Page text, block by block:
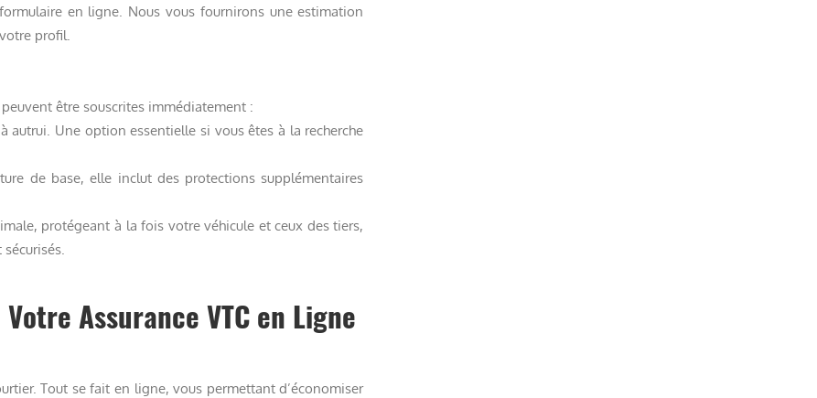
en ligne. Nous vous fournirons une estimation
profil.
être souscrites immédiatement :
autrui. Une option essentielle si vous êtes à la recherche
de base, elle inclut des protections supplémentaires
protégeant à la fois votre véhicule et ceux des tiers,
Assurance VTC en Ligne
Tout se fait en ligne, vous permettant d’économiser